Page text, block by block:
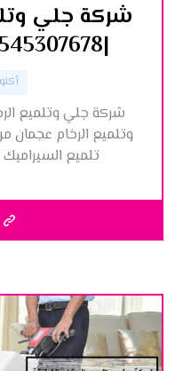
شركة جلي
|0545307678| تلميع البلاط
أكتوبر
شركة جلي وتلميع
وتلميع الرخام عجمان
تلميع السيراميك